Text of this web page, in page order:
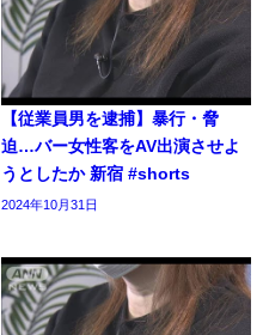
【従業員男を逮捕】暴行・脅
迫…バー女性客をAV出演させよ
うとしたか 新宿 #shorts
2024年10月31日